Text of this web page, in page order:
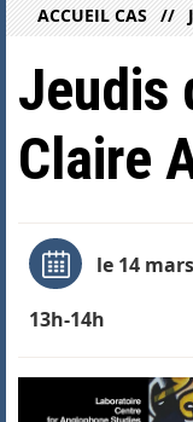
ACCUEIL CAS
Jeudis
Claire
le 14
13h-14h